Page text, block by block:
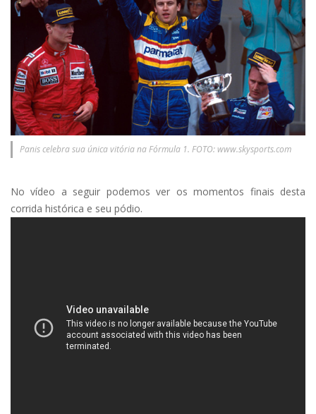
Panis celebra sua única vitória na Fórmula 1. FOTO: www.skysports.com
No vídeo a seguir podemos ver os momentos finais desta
corrida histórica e seu pódio.